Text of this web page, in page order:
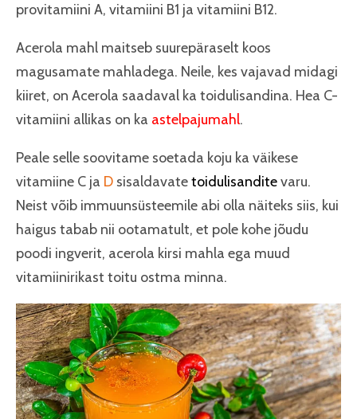
provitamiini A, vitamiini B1 ja vitamiini B12.
Acerola mahl maitseb suurepäraselt koos
magusamate mahladega. Neile, kes vajavad midagi
kiiret, on Acerola saadaval ka toidulisandina. Hea C-
vitamiini allikas on ka astelpajumahl.
Peale selle soovitame soetada koju ka väikese
vitamiine C ja D sisaldavatetoidulisanditevaru.
Neist võib immuunsüsteemile abi olla näiteks siis, kui
haigus tabab nii ootamatult, et pole kohe jõudu
poodi ingverit, acerola kirsi mahla ega muud
vitamiinirikast toitu ostma minna.